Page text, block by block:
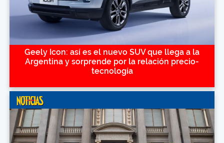
Geely Icon: así es el nuevo SUV que llega a la
Argentina y sorprende por la relación precio-
tecnología